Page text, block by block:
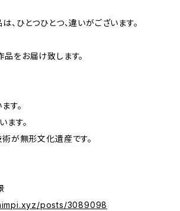
、ひとつひとつ、違いがございます。
届け致します。
す。
ます。
が無形文化遺産です。
posts/3089098